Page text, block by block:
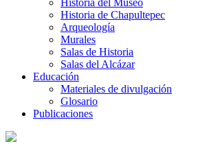
Historia del Museo
Historia de Chapultepec
Arqueología
Murales
Salas de Historia
Salas del Alcázar
Educación
Materiales de divulgación
Glosario
Publicaciones